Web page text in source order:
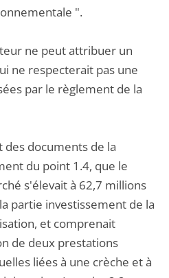
".
ne peut attribuer un
ne respecterait pas une
par le règlement de la
des documents de la
du point 1.4, que le
s'élevait à 62,7 millions
partie investissement de la
et comprenait
de deux prestations
liées à une crèche et à